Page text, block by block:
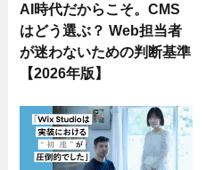
AI時代だからこそ。CMS
はどう選ぶ？ Web担当者
が迷わないための判断基準
【2026年版】